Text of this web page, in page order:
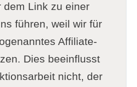
dem Link zu einer
führen, weil wir für
Affiliate-
Dies beeinflusst
nicht, der